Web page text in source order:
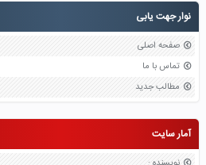
نوار جهت یابی
صفحه اصلی
تماس با ما
مطالب جدید
آمار سایت